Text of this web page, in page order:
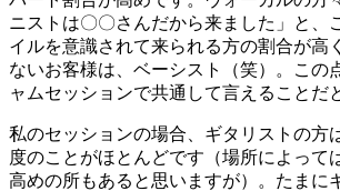
ニストは〇〇さんだから来ました」と、
イルを意識されて来られる方の割合が高
ないお客様は、ベーシスト（笑）。この
ャムセッションで共通して言えることだ
私のセッションの場合、ギタリストの方
度のことがほとんどです（場所によって
高めの所もあると思いますが）。たまに